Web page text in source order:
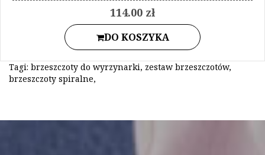
114.00 zł
DO KOSZYKA
Tagi: brzeszczoty do wyrzynarki, zestaw brzeszczotów,
brzeszczoty spiralne,